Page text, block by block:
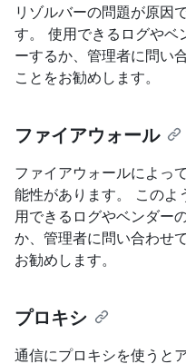
リゾルバーの問題が原因
す。 使用できるログやベ
ーするか、管理者に問い
ことをお勧めします。
ファイアウォール
ファイアウォールによっ
能性があります。 このよ
用できるログやベンダー
か、管理者に問い合わせ
お勧めします。
プロキシ
通信にプロキシを使うと